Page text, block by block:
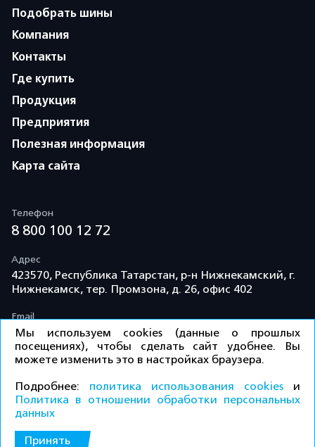
Подобрать шины
Компания
Контакты
Где купить
Продукция
Предприятия
Полезная информация
Карта сайта
Телефон
8 800 100 12 72
Адрес
423570, Республика Татарстан, р-н Нижнекамский, г.
Нижнекамск, тер. Промзона, д. 26, офис 402
Email
info@td-kama.com
©ООО «Торговый дом «Кама» 2026 / Все права
защищены.
Политика конфиденциальности
Мы используем cookies (данные о прошлых
посещениях), чтобы сделать сайт удобнее. Вы
можете изменить это в настройках браузера.
Подробнее: политика использования cookies и
Политика в отношении обработки персональных
данных
Принять